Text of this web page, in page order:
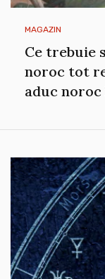
MAGAZIN
Ce trebuie
noroc tot
aduc noroc